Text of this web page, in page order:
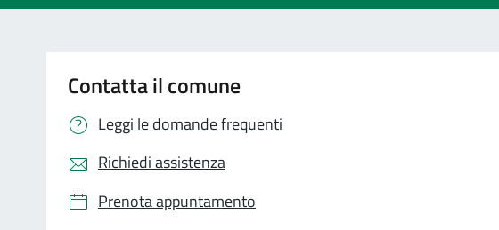
Contatta il comune
Leggi le domande frequenti
Richiedi assistenza
Prenota appuntamento